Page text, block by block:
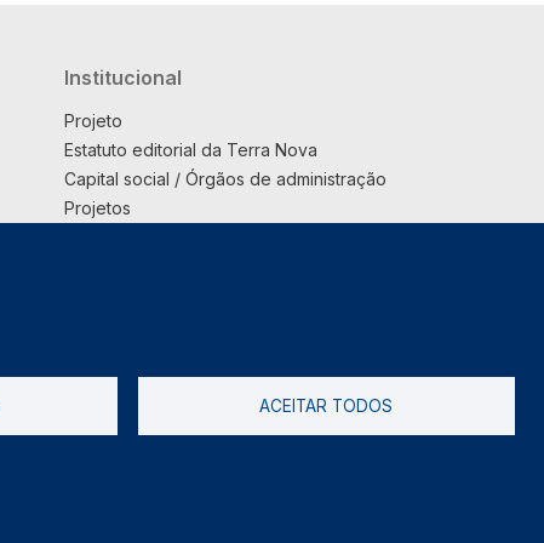
Institucional
Projeto
Estatuto editorial da Terra Nova
Capital social / Órgãos de administração
Projetos
ACEITAR TODOS